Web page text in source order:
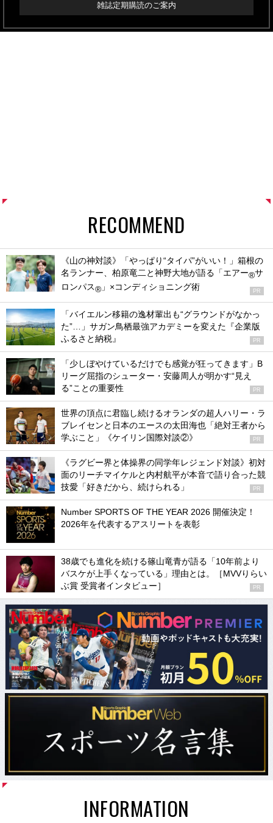
雑誌定期購読のご案内
RECOMMEND
《山の神対談》「やっぱり“タイパ”がいい！」箱根の
名ランナー、柏原竜二と神野大地が語る「エアー®サ
ロンパス® 」×コンディショニング術 PR
「バイエルン移籍の逸材輩出も“グラウンドがなかっ
た”…」サガン鳥栖最強アカデミーを変えた『企業版
ふるさと納税』
PR
「少しぼやけているだけでも感覚が狂ってきます」B
リーグ屈指のシューター・安藤周人が明かす“見え
る”ことの重要性
PR
世界の頂点に君臨し続けるオランダの超人ハリー・ラ
ブレイセンと日本のエースの太田海也「絶対王者から
学ぶこと」《ケイリン国際対談②》
PR
《ラグビー界と体操界の同学年レジェンド対談》初対
面のリーチマイケルと内村航平が本音で語り合った競
技愛「好きだから、続けられる」
PR
Number SPORTS OF THE YEAR 2026 開催決定！
2026年を代表するアスリートを表彰
38歳でも進化を続ける篠山竜青が語る「10年前より
バスケが上手くなっている」理由とは。［MVVりらい
ぶ賞 受賞者インタビュー］
PR
INFORMATION